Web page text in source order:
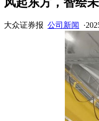
大众证券报 公司新闻 ·